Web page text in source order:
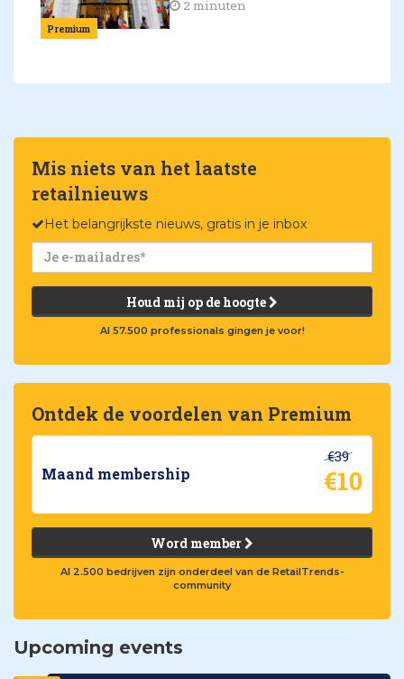
Premium
2 minuten
Mis niets van het laatste
retailnieuws
Het belangrijkste nieuws, gratis in je inbox
Houd mij op de hoogte
Al 57.500 professionals gingen je voor!
Ontdek de voordelen van Premium
Maand membership
€39
€10
Word member
Al 2.500 bedrijven zijn onderdeel van de RetailTrends-
community
Upcoming events